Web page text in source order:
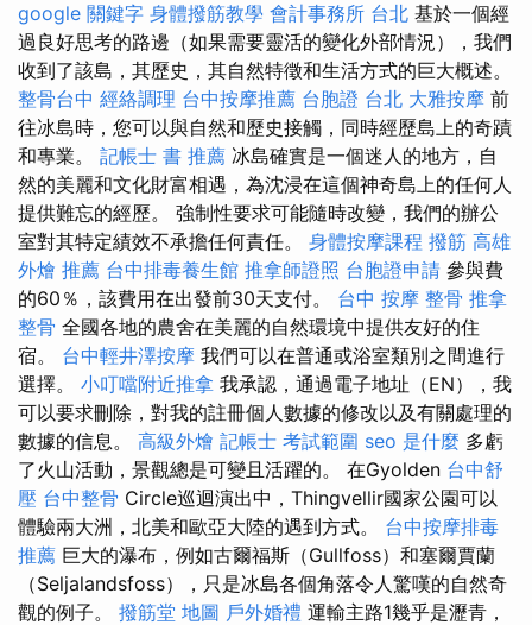
google 關鍵字 身體撥筋教學 會計事務所 台北 基於一個經
過良好思考的路邊（如果需要靈活的變化外部情況），我們
收到了該島，其歷史，其自然特徵和生活方式的巨大概述。
整骨台中 經絡調理 台中按摩推薦 台胞證 台北 大雅按摩 前
往冰島時，您可以與自然和歷史接觸，同時經歷島上的奇蹟
和專業。 記帳士 書 推薦 冰島確實是一個迷人的地方，自
然的美麗和文化財富相遇，為沈浸在這個神奇島上的任何人
提供難忘的經歷。 強制性要求可能隨時改變，我們的辦公
室對其特定績效不承擔任何責任。 身體按摩課程 撥筋 高雄
外燴 推薦 台中排毒養生館 推拿師證照 台胞證申請 參與費
的60％，該費用在出發前30天支付。 台中 按摩 整骨 推拿
整骨 全國各地的農舍在美麗的自然環境中提供友好的住
宿。 台中輕井澤按摩 我們可以在普通或浴室類別之間進行
選擇。 小叮噹附近推拿 我承認，通過電子地址（EN），我
可以要求刪除，對我的註冊個人數據的修改以及有關處理的
數據的信息。 高級外燴 記帳士 考試範圍 seo 是什麼 多虧
了火山活動，景觀總是可變且活躍的。 在Gyolden 台中舒
壓 台中整骨 Circle巡迴演出中，Thingvellir國家公園可以
體驗兩大洲，北美和歐亞大陸的遇到方式。 台中按摩排毒
推薦 巨大的瀑布，例如古爾福斯（Gullfoss）和塞爾賈蘭
（Seljalandsfoss），只是冰島各個角落令人驚嘆的自然奇
觀的例子。 撥筋堂 地圖 戶外婚禮 運輸主路1幾乎是瀝青，